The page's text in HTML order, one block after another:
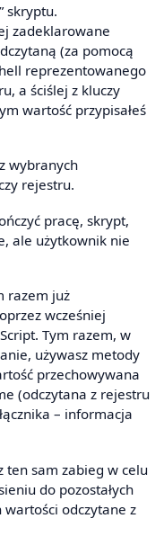
skryptu.
zadeklarowane
(za pomocą
reprezentowanego
a ściślej z kluczy
wartość przypisałeś
wybranych
rejestru.
pracę, skrypt,
ale użytkownik nie
razem już
wcześniej
Tym razem, w
używasz metody
przechowywana
(odczytana z rejestru
– informacja
ten sam zabieg w celu
do pozostałych
odczytane z